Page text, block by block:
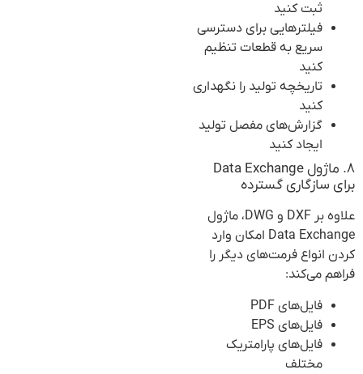
ثبت کنید
فیلترهایی برای دسترسی
سریع به قطعات تنظیم
کنید
تاریخچه تولید را نگهداری
کنید
گزارش‌های مفصل تولید
ایجاد کنید
۸. ماژول Data Exchange
برای سازگاری گسترده
علاوه بر DXF و DWG، ماژول
Data Exchange امکان وارد
کردن انواع فرمت‌های دیگر را
فراهم می‌کند:
فایل‌های PDF
فایل‌های EPS
فایل‌های پارامتریک
مختلف